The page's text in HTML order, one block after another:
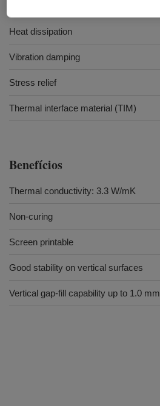
Heat dissipation
Vibration damping
Stress relief
Thermal interface material (TIM)
Benefícios
Thermal conductivity: 3.3 W/mK
Non-curing
Screen printable
Good stability on vertical surfaces
Vertical gap-fill capability up to 1.0 mm